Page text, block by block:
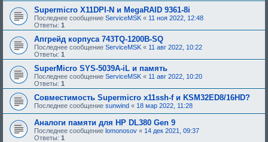
Supermicro X11DPI-N и MegaRAID 9361-8i
Последнее сообщение ServiceMSK « 11 ноя 2022, 12:48
Ответы: 1
Апгрейд корпуса 743TQ-1200B-SQ
Последнее сообщение ServiceMSK « 11 авг 2022, 10:22
Ответы: 1
SuperMicro SYS-5039A-iL и память
Последнее сообщение ServiceMSK « 11 авг 2022, 10:20
Ответы: 1
Совместимость Supermicro x11ssh-f и KSM32ED8/16HD?
Последнее сообщение sunwind « 18 мар 2022, 11:28
Аналоги памяти для HP DL380 Gen 9
Последнее сообщение lomonosov « 14 дек 2021, 09:37
Ответы: 1